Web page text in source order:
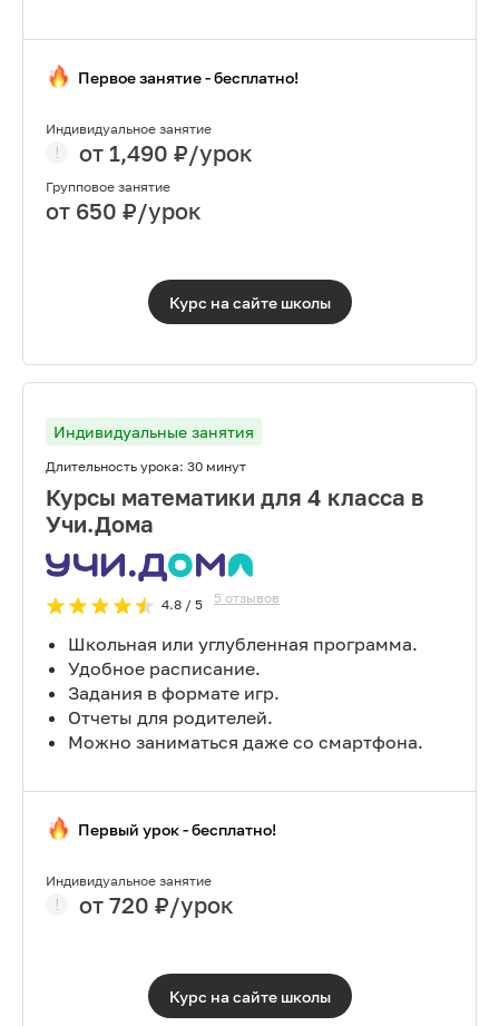
Первое занятие - бесплатно!
Индивидуальное занятие
от 1,490 ₽/урок
Групповое занятие
от 650 ₽/урок
Курс на сайте школы
Индивидуальные занятия
Длительность урока: 30 минут
Курсы математики для 4 класса в
Учи.Дома
4.8/ 5 5 отзывов
Школьная или углубленная программа.
Удобное расписание.
Задания в формате игр.
Отчеты для родителей.
Можно заниматься даже со смартфона.
Первый урок - бесплатно!
Индивидуальное занятие
от 720 ₽/урок
Курс на сайте школы